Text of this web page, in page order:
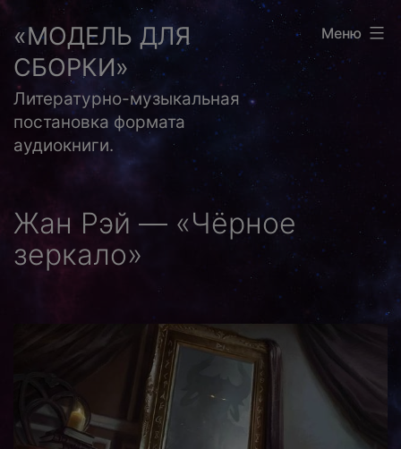
Перейти
содержимому
«МОДЕЛЬ ДЛЯ
СБОРКИ»
Литературно-музыкальная
постановка формата
аудиокниги.
Меню
Жан Рэй — «Чёрное
зеркало»